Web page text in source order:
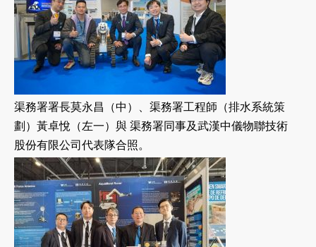
渠務署署長莫永昌（中）、渠務署工程師（排水系統策
劃）黃卓悅（左一）與 渠務署同事及武漢中儀物聯技術
股份有限公司代表隊合照。